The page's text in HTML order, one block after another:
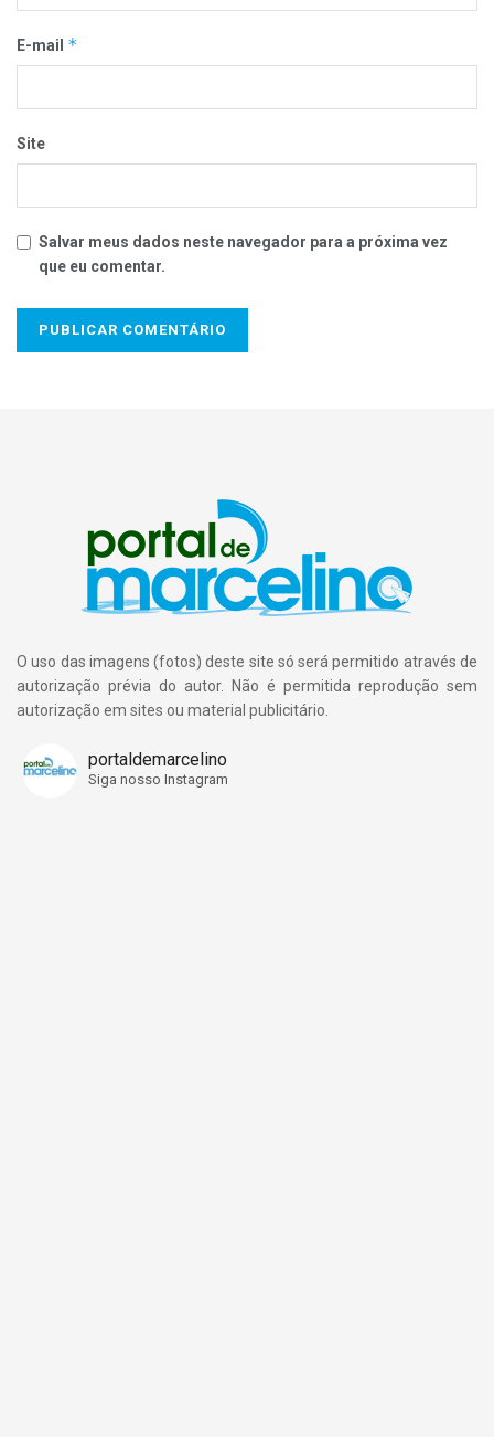
E-mail *
Site
Salvar meus dados neste navegador para a próxima vez
que eu comentar.
O uso das imagens (fotos) deste site só será permitido através de
autorização prévia do autor. Não é permitida reprodução sem
autorização em sites ou material publicitário.
portaldemarcelino
Siga nosso Instagram